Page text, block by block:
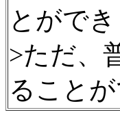
とができ
>ただ、
ることが